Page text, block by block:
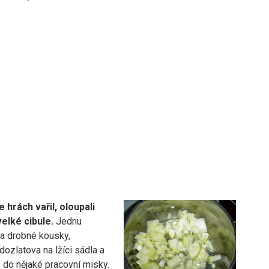
hrách vařil, oloupali
cibule.Jednu
drobné kousky,
na lžíci sádla a
nějaké pracovní misky.